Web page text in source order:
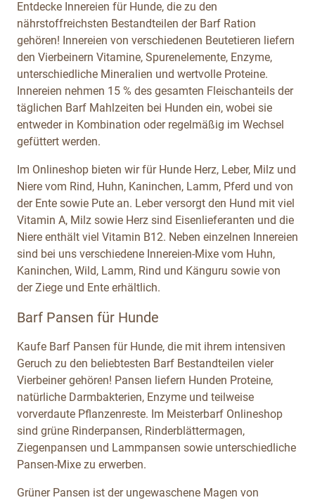
Entdecke Innereien für Hunde, die zu den
nährstoffreichsten Bestandteilen der Barf Ration
gehören! Innereien von verschiedenen Beutetieren liefern
den Vierbeinern Vitamine, Spurenelemente, Enzyme,
unterschiedliche Mineralien und wertvolle Proteine.
Innereien nehmen 15 % des gesamten Fleischanteils der
täglichen Barf Mahlzeiten bei Hunden ein, wobei sie
entweder in Kombination oder regelmäßig im Wechsel
gefüttert werden.
Im Onlineshop bieten wir für Hunde Herz, Leber, Milz und
Niere vom Rind, Huhn, Kaninchen, Lamm, Pferd und von
der Ente sowie Pute an. Leber versorgt den Hund mit viel
Vitamin A, Milz sowie Herz sind Eisenlieferanten und die
Niere enthält viel Vitamin B12. Neben einzelnen Innereien
sind bei uns verschiedene Innereien-Mixe vom Huhn,
Kaninchen, Wild, Lamm, Rind und Känguru sowie von
der Ziege und Ente erhältlich.
Barf Pansen für Hunde
Kaufe Barf Pansen für Hunde, die mit ihrem intensiven
Geruch zu den beliebtesten Barf Bestandteilen vieler
Vierbeiner gehören! Pansen liefern Hunden Proteine,
natürliche Darmbakterien, Enzyme und teilweise
vorverdaute Pflanzenreste. Im Meisterbarf Onlineshop
sind grüne Rinderpansen, Rinderblättermagen,
Ziegenpansen und Lammpansen sowie unterschiedliche
Pansen-Mixe zu erwerben.
Grüner Pansen ist der ungewaschene Magen von